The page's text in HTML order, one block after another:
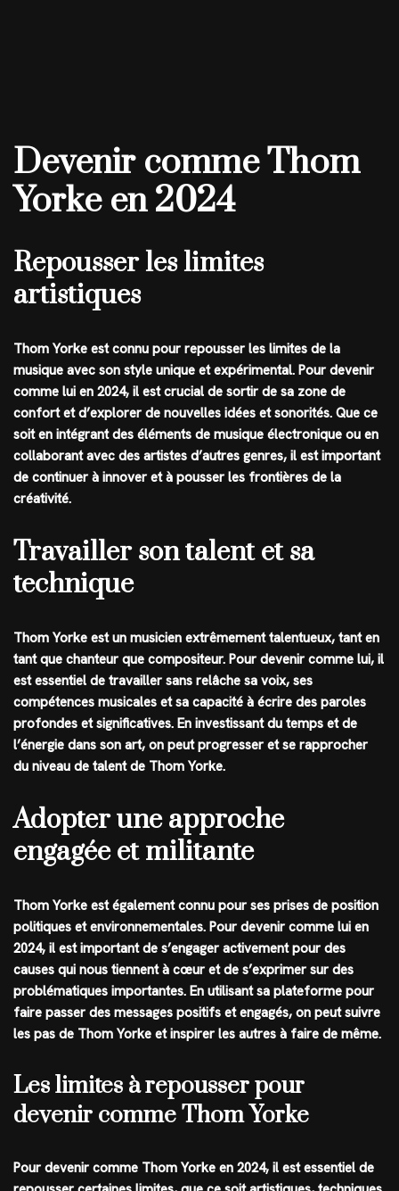
Devenir comme Thom
Yorke en 2024
Repousser les limites
artistiques
Thom Yorke est connu pour repousser les limites de la
musique avec son style unique et expérimental. Pour devenir
comme lui en 2024, il est crucial de sortir de sa zone de
confort et d’explorer de nouvelles idées et sonorités. Que ce
soit en intégrant des éléments de musique électronique ou en
collaborant avec des artistes d’autres genres, il est important
de continuer à innover et à pousser les frontières de la
créativité.
Travailler son talent et sa
technique
Thom Yorke est un musicien extrêmement talentueux, tant en
tant que chanteur que compositeur. Pour devenir comme lui, il
est essentiel de travailler sans relâche sa voix, ses
compétences musicales et sa capacité à écrire des paroles
profondes et significatives. En investissant du temps et de
l’énergie dans son art, on peut progresser et se rapprocher
du niveau de talent de Thom Yorke.
Adopter une approche
engagée et militante
Thom Yorke est également connu pour ses prises de position
politiques et environnementales. Pour devenir comme lui en
2024, il est important de s’engager activement pour des
causes qui nous tiennent à cœur et de s’exprimer sur des
problématiques importantes. En utilisant sa plateforme pour
faire passer des messages positifs et engagés, on peut suivre
les pas de Thom Yorke et inspirer les autres à faire de même.
Les limites à repousser pour
devenir comme Thom Yorke
Pour devenir comme Thom Yorke en 2024, il est essentiel de